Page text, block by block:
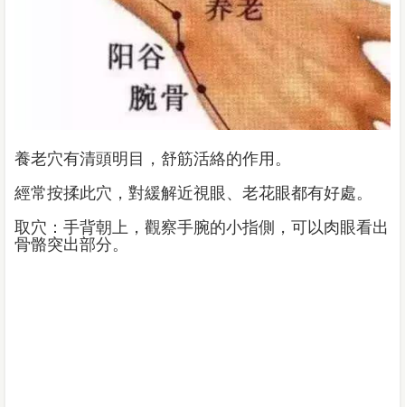
養老穴有清頭明目，舒筋活絡的作用。
經常按揉此穴，對緩解近視眼、老花眼都有好處。
取穴：手背朝上，觀察手腕的小指側，可以肉眼看出
骨骼突出部分。